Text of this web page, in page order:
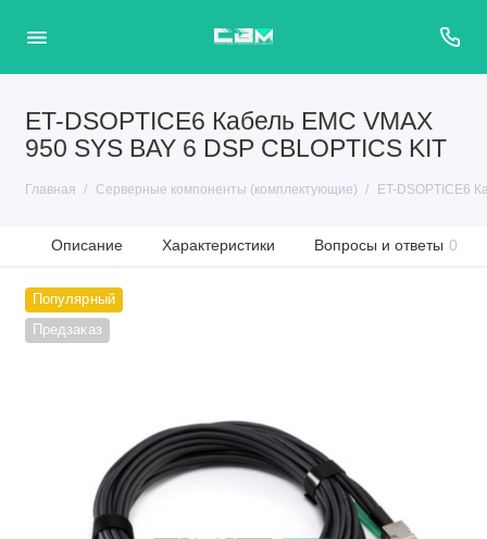
ET-DSOPTICE6 Кабель EMC VMAX
950 SYS BAY 6 DSP CBLOPTICS KIT
Главная Серверные компоненты (комплектующие) ET-DSOPTICE6
Описание Характеристики Вопросы и ответы 0
Популярный
Предзаказ